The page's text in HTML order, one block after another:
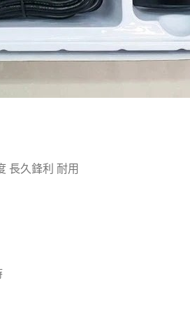
長久鋒利 耐用